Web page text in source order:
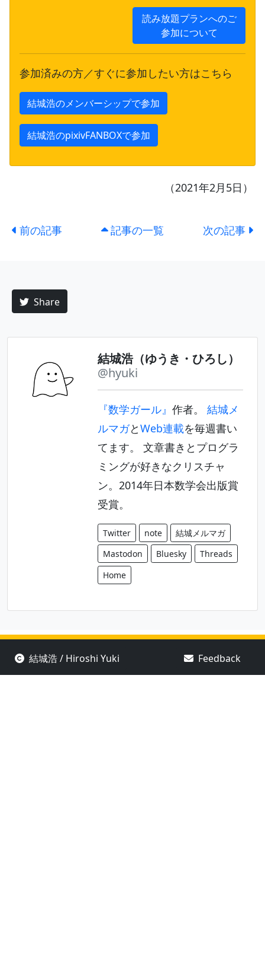
読み放題プランへのご
参加について
参加済みの方／すぐに参加したい方はこちら
結城浩のメンバーシップで参加
結城浩のpixivFANBOXで参加
（2021年2月5日）
前の記事 記事の一覧 次の記事
Share
結城浩（ゆうき・ひろし）
@hyuki
『数学ガール』 作者。 結城メ
ルマガとWeb連載を毎週書い
てます。 文章書きとプログラ
ミングが好きなクリスチャ
ン。2014年日本数学会出版賞
受賞。
Twitter note
結城メルマガ
Mastodon
Bluesky
Threads
Home
結城浩 / Hiroshi Yuki Feedback